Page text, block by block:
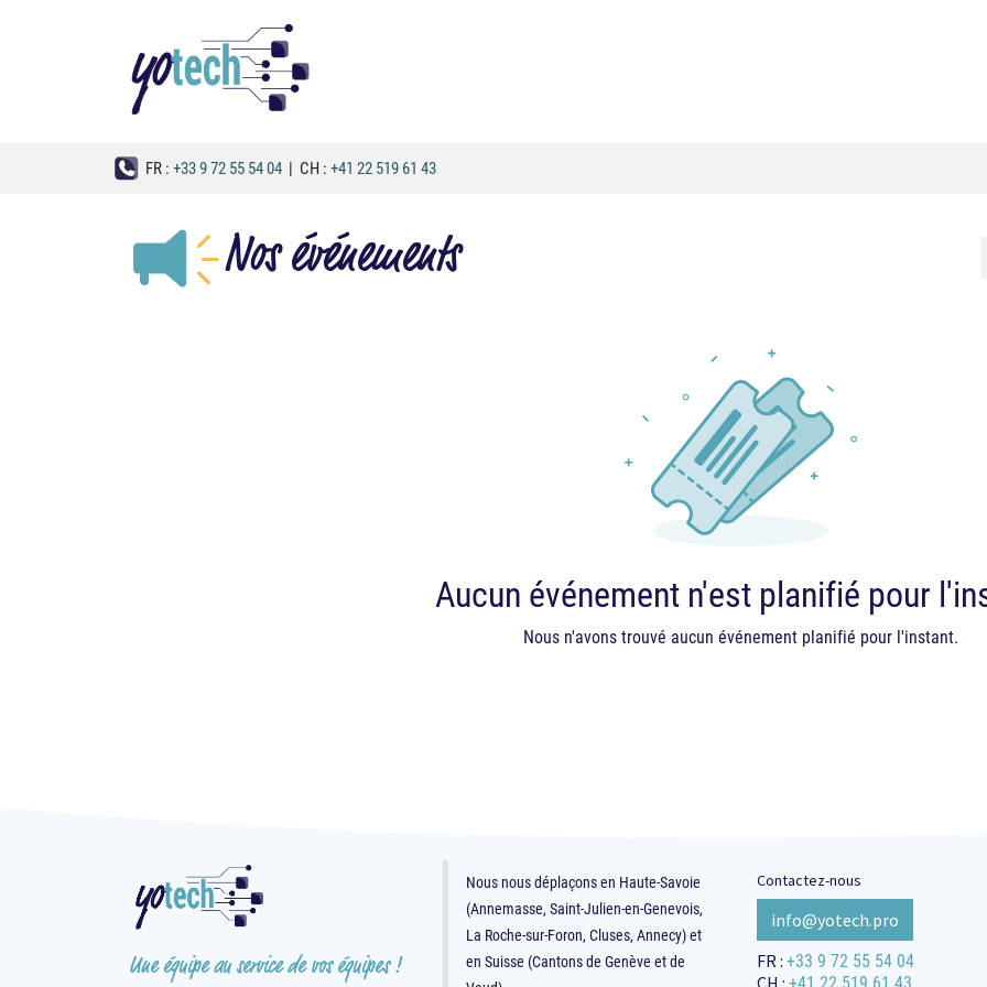
FR : +33 9 72 55 54 04 | CH : +41 22 519 61 43
Nos événements
Aucun événement n'est planifié pour
Nous n'avons trouvé aucun événement planifié pour l'instant.
Une équipe au service de vos équipes !
Nous nous déplaçons en Haute-Savoie
(Annemasse, Saint-Julien-en-Genevois,
La Roche-sur-Foron, Cluses, Annecy) et
en Suisse (Cantons de Genève et de
Contactez-nous
info@yotec​​​​​​h.pro
FR : +33 9 72 55 54 04
CH : +41 22 519 61 43